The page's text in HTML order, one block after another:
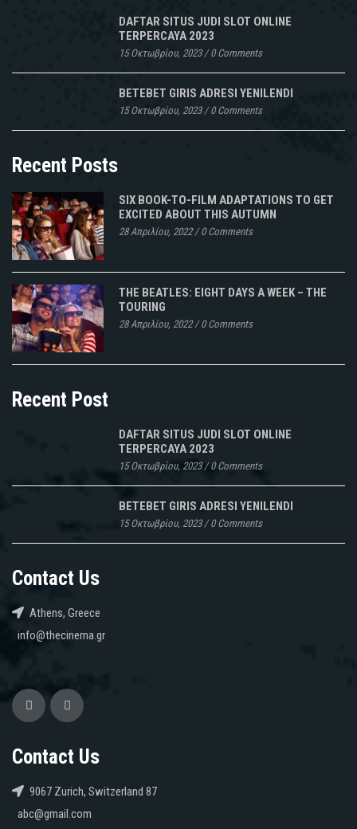
DAFTAR SITUS JUDI SLOT ONLINE
TERPERCAYA 2023
15 Οκτωβρίου, 2023/0 Comments
BETEBET GIRIS ADRESI YENILENDI
15 Οκτωβρίου, 2023/0 Comments
Recent Posts
SIX BOOK-TO-FILM ADAPTATIONS TO GET
EXCITED ABOUT THIS AUTUMN
28 Απριλίου, 2022/0 Comments
THE BEATLES: EIGHT DAYS A WEEK – THE
TOURING
28 Απριλίου, 2022/0 Comments
Recent Post
DAFTAR SITUS JUDI SLOT ONLINE
TERPERCAYA 2023
15 Οκτωβρίου, 2023/0 Comments
BETEBET GIRIS ADRESI YENILENDI
15 Οκτωβρίου, 2023/0 Comments
Contact Us
Athens, Greece
info@thecinema.gr
Contact Us
9067 Zurich, Switzerland 87
abc@gmail.com